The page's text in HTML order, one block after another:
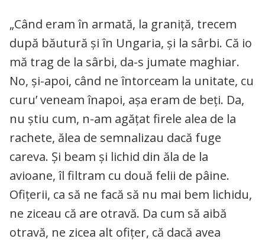
„Când eram în armată, la graniţă, trecem
după băutură şi în Ungaria, şi la sârbi. Că io
mă trag de la sârbi, da-s jumate maghiar.
No, şi-apoi, când ne întorceam la unitate, cu
curu’ veneam înapoi, aşa eram de beţi. Da,
nu ştiu cum, n-am agăţat firele alea de la
rachete, ălea de semnalizau dacă fuge
careva. Şi beam şi lichid din ăla de la
avioane, îl filtram cu două felii de pâine.
Ofiţerii, ca să ne facă să nu mai bem lichidu,
ne ziceau că are otravă. Da cum să aibă
otravă, ne zicea alt ofiţer, că dacă avea